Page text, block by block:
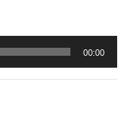
00:00